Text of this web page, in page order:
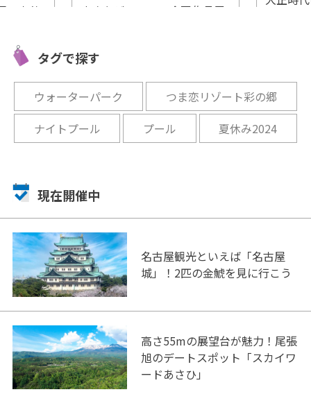
で素敵
小さなビストロの合同作品展
開催
開催まであと13日
タグで探す
ウォーターパーク
つま恋リゾート彩の郷
ナイトプール
プール 夏休み2024
現在開催中
名古屋観光といえば「名古屋
城」！2匹の金鯱を見に行こう
高さ55mの展望台が魅力！尾張
旭のデートスポット「スカイワ
ードあさひ」